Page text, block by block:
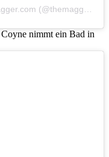
nimmt ein Bad in